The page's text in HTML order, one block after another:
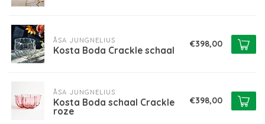
ÅSA JUNGNELIUS
Kosta Boda Crackle schaal
€398,00
ÅSA JUNGNELIUS
Kosta Boda schaal Crackle
roze
€398,00